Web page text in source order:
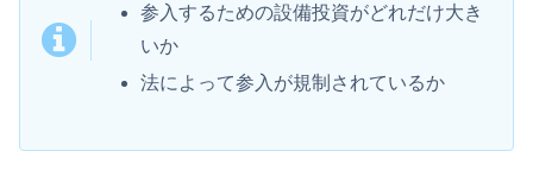
参入するための設備投資がどれだけ大き
いか
法によって参入が規制されているか